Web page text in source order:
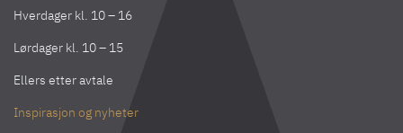
Hverdager kl. 10 – 16
Lørdager kl. 10 – 15
Ellers etter avtale
Inspirasjon og nyheter